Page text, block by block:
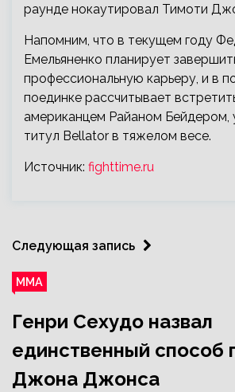
раунде нокаутировал Тимоти
Напомним, что в текущем году
Емельяненко планирует
профессиональную карьеру, и в
поединке рассчитывает
американцем Райаном
титул Bellator в тяжелом весе.
Источник: fighttime.ru
Следующая запись
ММА
Генри Сехудо назвал
единственный способ
Джона Джонса